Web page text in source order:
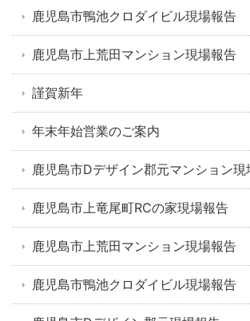
鹿児島市鴨池クロダイビル現場報告
鹿児島市上荒田マンション現場報告
謹賀新年
年末年始営業のご案内
鹿児島市Dデザイン郡元マンション現
鹿児島市上竜尾町RCの家現場報告
鹿児島市上荒田マンション現場報告
鹿児島市鴨池クロダイビル現場報告